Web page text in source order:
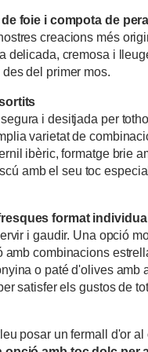
foie i compota de pera
creacions més
delicada, cremosa i
del primer mos.
i desitjada per
varietat de
ibèric, formatge brie
amb el seu toc
format
i gaudir. Una opció
amb combinacions
o paté d'olives amb
satisfer els gustos de
posar un fermall d'or al